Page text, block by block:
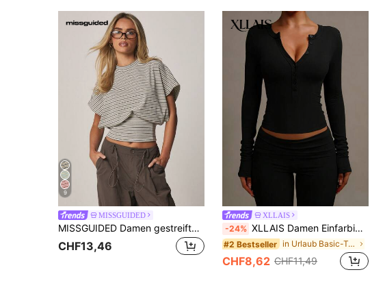
9
MISSGUIDED
MISSGUIDED Damen gestreiftes Kurzarm Raffung Taille Geripptes Top Lässige Sommer Bluse
CHF13,46
XLLAIS
-24% XLLAIS Damen Einfarbiges Langarm Knopf Strick Elastisch T-Shirt, Frühling/Sommer Lässig Schwarz
#2 Bestseller in Urlaub Basic-T-Shirts
CHF8,62 CHF11,49